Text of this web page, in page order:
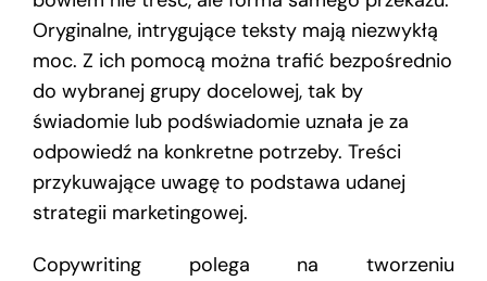
Oryginalne, intrygujące teksty mają niezwykłą
moc. Z ich pomocą można trafić bezpośrednio
do wybranej grupy docelowej, tak by
świadomie lub podświadomie uznała je za
odpowiedź na konkretne potrzeby. Treści
przykuwające uwagę to podstawa udanej
strategii marketingowej.
Copywriting polega na tworzeniu